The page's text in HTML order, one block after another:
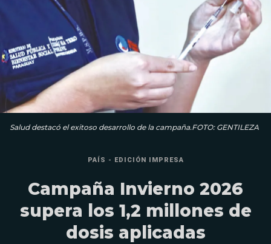
Salud destacó el exitoso desarrollo de la campaña.FOTO: GENTILEZA
PAÍS - EDICIÓN IMPRESA
Campaña Invierno 2026
supera los 1,2 millones de
dosis aplicadas